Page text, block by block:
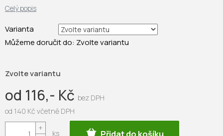
od 116,- Kč
od 140 Kč včetně DPH
Měrná
Zvolte variantu
Varianta
Můžeme doručit do: Zvolte variantu
Celý popis